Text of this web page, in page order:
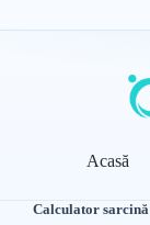
Acasă
Calculator sarcină